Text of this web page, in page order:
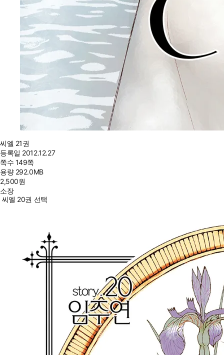
씨엘 21권
등록일 2012.12.27
쪽수 149쪽
용량 292.0MB
2,500원
소장
씨엘 20권 선택